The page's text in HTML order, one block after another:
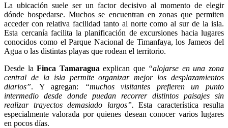
La ubicación suele ser un factor decisivo al momento de elegir
dónde hospedarse. Muchos se encuentran en zonas que permiten
acceder con relativa facilidad tanto al norte como al sur de la isla.
Esta cercanía facilita la planificación de excursiones hacia lugares
conocidos como el Parque Nacional de Timanfaya, los Jameos del
Agua o las distintas playas que rodean el territorio.
Desde laFinca Tamaragua explican que “alojarse en una zona
central de la isla permite organizar mejor los desplazamientos
diarios”. Y agregan:
“muchos visitantes prefieren un punto
intermedio desde donde puedan recorrer distintos paisajes sin
realizar trayectos demasiado largos”. Esta característica resulta
especialmente valorada por quienes desean conocer varios lugares
en pocos días.